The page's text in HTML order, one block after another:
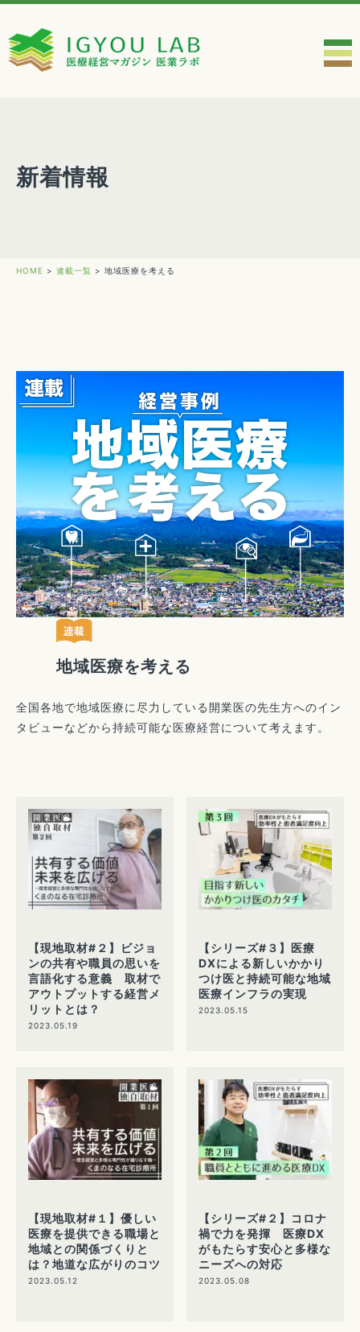
新着情報
HOME > 連載一覧 > 地域医療を考える
地域医療を考える
全国各地で地域医療に尽力している開業医の先生方へのイン
タビューなどから持続可能な医療経営について考えます。
【現地取材#２】ビジョ
ンの共有や職員の思いを
言語化する意義 取材で
アウトプットする経営メ
リットとは？
2023.05.19
【シリーズ#３】医療
DXによる新しいかかり
つけ医と持続可能な地域
医療インフラの実現
2023.05.15
【現地取材#１】優しい
医療を提供できる職場と
地域との関係づくりと
は？地道な広がりのコツ
2023.05.12
【シリーズ#２】コロナ
禍で力を発揮 医療DX
がもたらす安心と多様な
ニーズへの対応
2023.05.08